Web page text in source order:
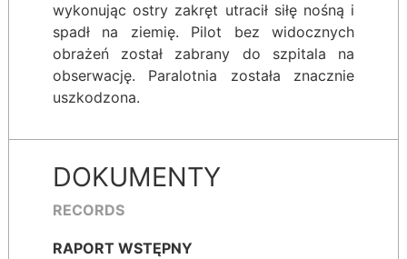
wykonując ostry zakręt utracił siłę nośną i
spadł na ziemię. Pilot bez widocznych
obrażeń został zabrany do szpitala na
obserwację. Paralotnia została znacznie
uszkodzona.
DOKUMENTY
RECORDS
RAPORT WSTĘPNY